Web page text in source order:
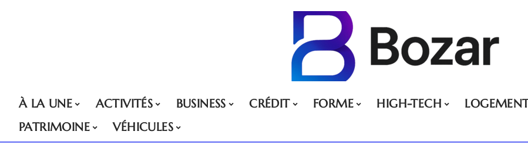
À LA UNE ACTIVITÉS BUSINESS CRÉDIT FORME HIGH-TECH
PATRIMOINE
VÉHICULES